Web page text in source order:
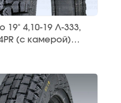
19" 4,10-19 Л-333,
(с камерой)
Урал, Днепр,